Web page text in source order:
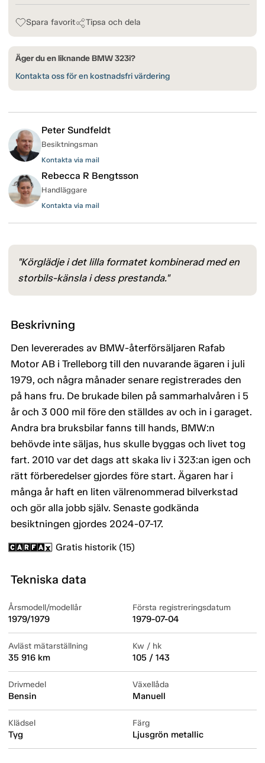
Spara favorit Tipsa och dela
Äger du en liknande BMW 323i?
Kontakta oss för en kostnadsfri värdering
Peter Sundfeldt
Besiktningsman
Kontakta via mail
Rebecca R Bengtsson
Handläggare
Kontakta via mail
"Körglädje i det lilla formatet kombinerad med en
storbils-känsla i dess prestanda."
Beskrivning
Den levererades av BMW-återförsäljaren Rafab
Motor AB i Trelleborg till den nuvarande ägaren i juli
1979, och några månader senare registrerades den
på hans fru. De brukade bilen på sammarhalvåren i 5
år och 3 000 mil före den ställdes av och in i garaget.
Andra bra bruksbilar fanns till hands, BMW:n
behövde inte säljas, hus skulle byggas och livet tog
fart. 2010 var det dags att skaka liv i 323:an igen och
rätt förberedelser gjordes före start. Ägaren har i
många år haft en liten välrenommerad bilverkstad
och gör alla jobb själv. Senaste godkända
besiktningen gjordes 2024-07-17.
Gratis historik (15)
Tekniska data
Årsmodell/modellår
1979/1979
Första registreringsdatum
1979-07-04
Avläst mätarställning
35 916 km
Kw / hk
105 / 143
Drivmedel
Bensin
Växellåda
Manuell
Klädsel
Tyg
Färg
Ljusgrön metallic